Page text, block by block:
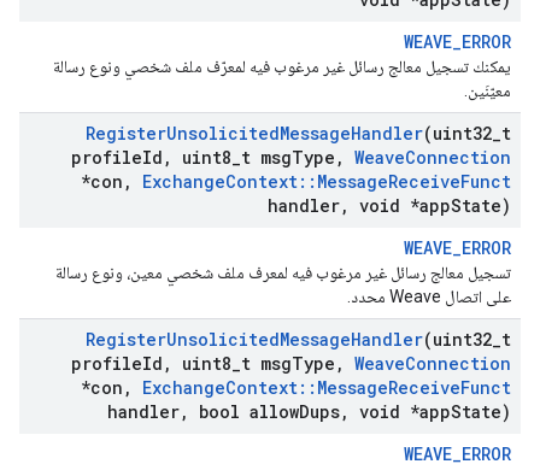
WEAVE_ERROR
يمكنك تسجيل معالج رسائل غير مرغوب فيه لمعرّف ملف شخصي ونوع رسالة
معيّنَين.
RegisterUnsolicitedMessageHandler(uint32 t
profileId , uint8 t msgType , WeaveConnection
*con , ExchangeContext:: MessageReceiveFunct
handler, void *appState)
WEAVE_ERROR
تسجيل معالج رسائل غير مرغوب فيه لمعرف ملف شخصي معين، ونوع رسالة
على اتصال Weave محدد.
RegisterUnsolicitedMessageHandler(uint32 t
profileId , uint8 t msgType , WeaveConnection
*con , ExchangeContext:: MessageReceiveFunct
handler, bool allowDups, void *appState)
WEAVE_ERROR